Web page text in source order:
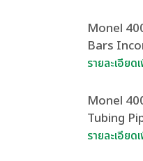
Monel
Bars
รายละเอียด
Monel
Tubing
รายละเอียด